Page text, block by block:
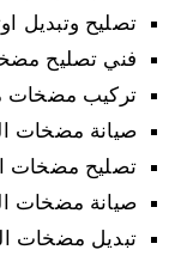
تصليح وتبديل
فني تصليح
تركيب مضخات
صيانة مضخات
تصليح مضخات
صيانة مضخات
تبديل مضخات